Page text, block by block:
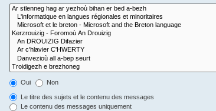
Oui Non
Le titre des sujets et le contenu des messages
Le contenu des messages uniquement